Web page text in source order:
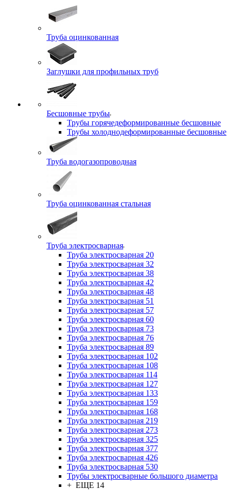
Труба оцинкованная
Заглушки для профильных труб
Бесшовные трубы
Трубы горячедеформированные бесшовные
Трубы холоднодеформированные бесшовные
Труба водогазопроводная
Труба оцинкованная стальная
Труба электросварная
Труба электросварная 20
Труба электросварная 32
Труба электросварная 38
Труба электросварная 42
Труба электросварная 48
Труба электросварная 51
Труба электросварная 57
Труба электросварная 60
Труба электросварная 73
Труба электросварная 76
Труба электросварная 89
Труба электросварная 102
Труба электросварная 108
Труба электросварная 114
Труба электросварная 127
Труба электросварная 133
Труба электросварная 159
Труба электросварная 168
Труба электросварная 219
Труба электросварная 273
Труба электросварная 325
Труба электросварная 377
Труба электросварная 426
Труба электросварная 530
Трубы электросварные большого диаметра
+ ЕЩЕ 14